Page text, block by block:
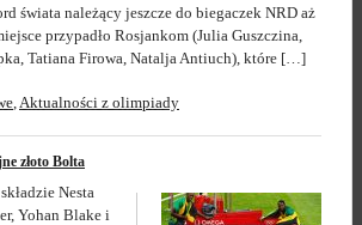
świata należący jeszcze do biegaczek NRD aż
przypadło Rosjankom (Julia Guszczina,
Tatiana Firowa, Natalja Antiuch), które […]
,Aktualności z olimpiady
złoto Bolta
Nesta
Yohan Blake i